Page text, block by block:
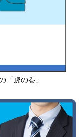
「虎の巻」